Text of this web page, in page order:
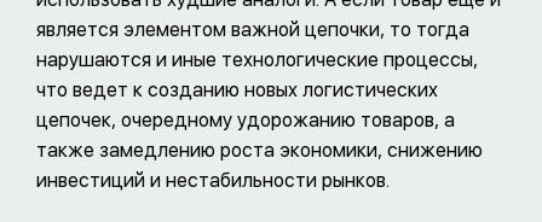
является элементом важной цепочки, то тогда
нарушаются и иные технологические процессы,
что ведет к созданию новых логистических
цепочек, очередному удорожанию товаров, а
также замедлению роста экономики, снижению
инвестиций и нестабильности рынков.